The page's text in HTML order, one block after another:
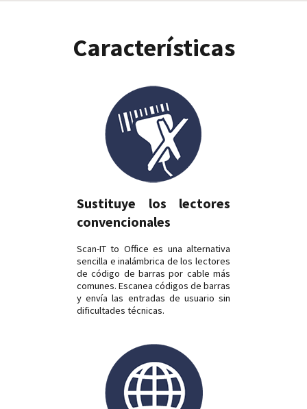
Características
Sustituye los lectores
convencionales
Scan-IT to Office es una alternativa
sencilla e inalámbrica de los lectores
de código de barras por cable más
comunes. Escanea códigos de barras
y envía las entradas de usuario sin
dificultades técnicas.